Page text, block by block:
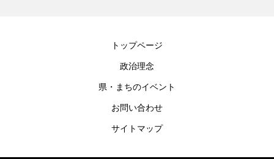
トップページ
政治理念
県・まちのイベント
お問い合わせ
サイトマップ